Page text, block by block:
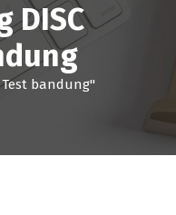
DISC
bandung"